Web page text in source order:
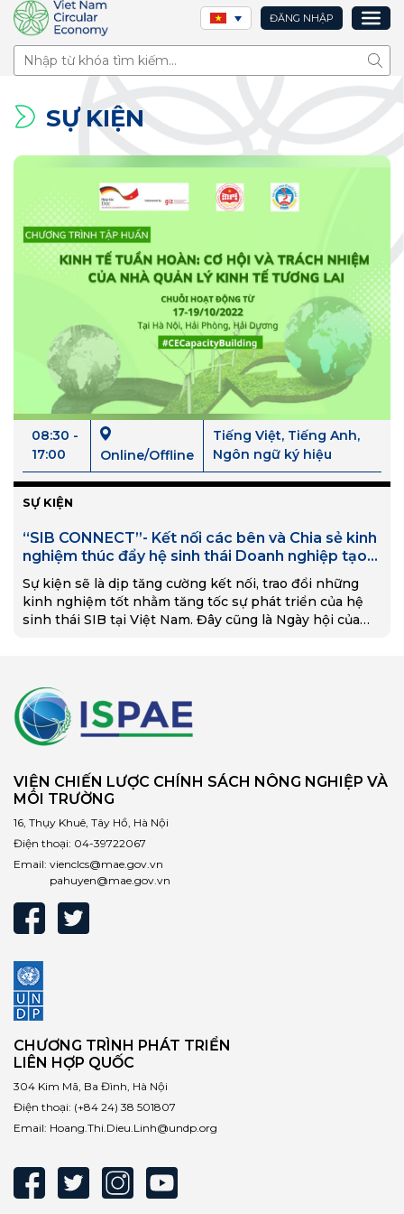
ĐĂNG NHẬP
Tìm
SỰ KIỆN
08:30 -
17:00
Online/Offline
Tiếng Việt, Tiếng Anh,
Ngôn ngữ ký hiệu
SỰ KIỆN
“SIB CONNECT”- Kết nối các bên và Chia sẻ kinh
nghiệm thúc đẩy hệ sinh thái Doanh nghiệp tạo
Sự kiện sẽ là dịp tăng cường kết nối, trao đổi những
kinh nghiệm tốt nhằm tăng tốc sự phát triển của hệ
sinh thái SIB tại Việt Nam. Đây cũng là Ngày hội của
VIỆN CHIẾN LƯỢC CHÍNH SÁCH NÔNG NGHIỆP VÀ
MÔI TRƯỜNG
16, Thụy Khuê, Tây Hồ, Hà Nội
Điện thoại: 04-39722067
Email: vienclcs@mae.gov.vn
pahuyen@mae.gov.vn
CHƯƠNG TRÌNH PHÁT TRIỂN
LIÊN HỢP QUỐC
304 Kim Mã, Ba Đình, Hà Nội
Điện thoại: (+84 24) 38 501807
Email: Hoang.Thi.Dieu.Linh@undp.org